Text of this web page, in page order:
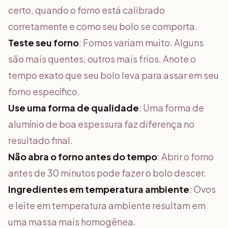
certo, quando o forno está calibrado
corretamente e como seu bolo se comporta.
Teste seu forno: Fornos variam muito. Alguns
são mais quentes, outros mais frios. Anote o
tempo exato que seu bolo leva para assar em seu
forno específico.
Use uma forma de qualidade: Uma forma de
alumínio de boa espessura faz diferença no
resultado final.
Não abra o forno antes do tempo: Abrir o forno
antes de 30 minutos pode fazer o bolo descer.
Ingredientes em temperatura ambiente: Ovos
e leite em temperatura ambiente resultam em
uma massa mais homogênea.